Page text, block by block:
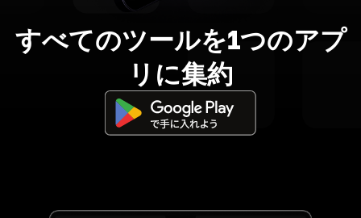
すべてのツールを1つのアプ
リに集約